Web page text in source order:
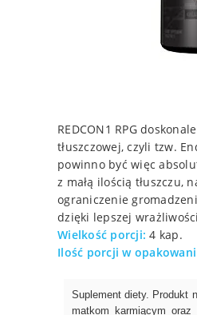
REDCON1 RPG
tłuszczowej, czyli tzw.
powinno być więc
z małą ilością tłuszczu,
ograniczenie
dzięki lepszej
Wielkość porcji: 4 kap.
Ilość porcji w